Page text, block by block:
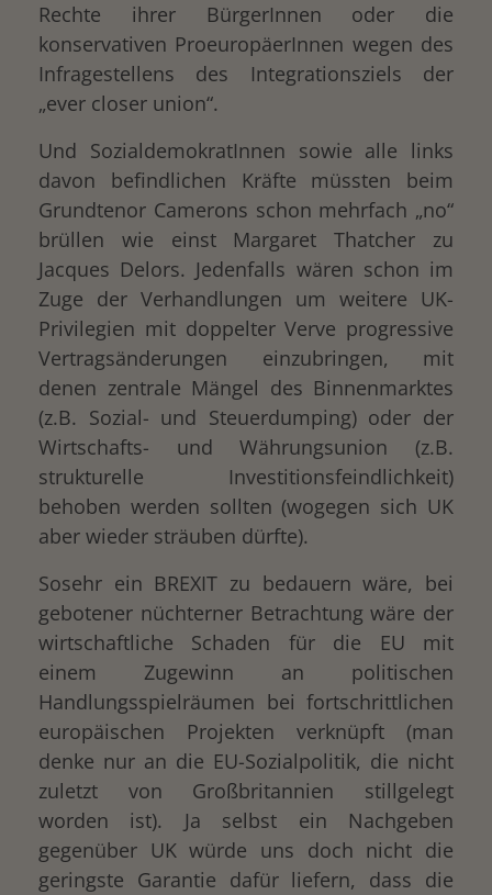
Rechte ihrer BürgerInnen oder die
konservativen ProeuropäerInnen wegen des
Infragestellens des Integrationsziels der
„ever closer union“.
Und SozialdemokratInnen sowie alle links
davon befindlichen Kräfte müssten beim
Grundtenor Camerons schon mehrfach „no“
brüllen wie einst Margaret Thatcher zu
Jacques Delors. Jedenfalls wären schon im
Zuge der Verhandlungen um weitere UK-
Privilegien mit doppelter Verve progressive
Vertragsänderungen einzubringen, mit
denen zentrale Mängel des Binnenmarktes
(z.B. Sozial- und Steuerdumping) oder der
Wirtschafts- und Währungsunion (z.B.
strukturelle Investitionsfeindlichkeit)
behoben werden sollten (wogegen sich UK
aber wieder sträuben dürfte).
Sosehr ein BREXIT zu bedauern wäre, bei
gebotener nüchterner Betrachtung wäre der
wirtschaftliche Schaden für die EU mit
einem Zugewinn an politischen
Handlungsspielräumen bei fortschrittlichen
europäischen Projekten verknüpft (man
denke nur an die EU-Sozialpolitik, die nicht
zuletzt von Großbritannien stillgelegt
worden ist). Ja selbst ein Nachgeben
gegenüber UK würde uns doch nicht die
geringste Garantie dafür liefern, dass die